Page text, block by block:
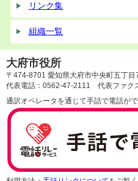
リンク集
組織一覧
大府市役所
〒474-8701 愛知県大府市中央町五丁目
代表電話：0562-47-2111 代表ファク
通訳オペレータを通じて手話で電話がで